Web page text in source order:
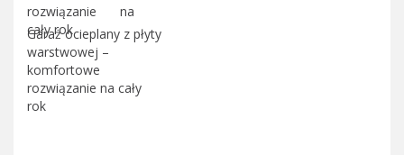
Garaż ocieplany z płyty
warstwowej –
komfortowe
rozwiązanie na cały
rok